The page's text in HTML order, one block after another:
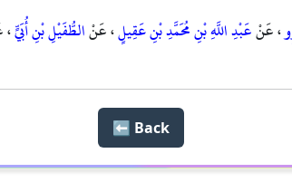
، عَنْعَبْدِ اللَّهِ بْنِ مُحَمَّدِ بْنِ عَقِيلٍ، عَنْالطُّفَيْلِ بْنِ أُبَيٍّ
Back ⬅️